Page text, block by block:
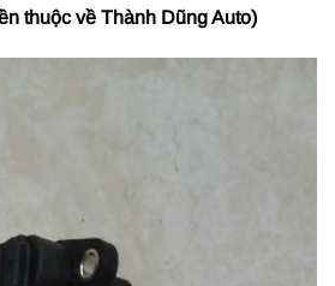
thuộc về Thành Dũng Auto)